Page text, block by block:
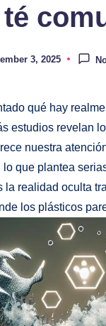
3, 2025
qué hay
estudios revelan
nuestra
que plantea
la realidad oculta
los plásticos